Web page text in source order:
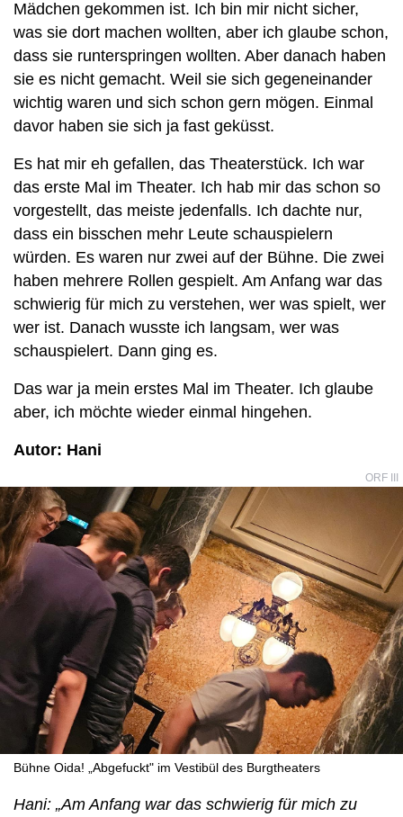
Mädchen gekommen ist. Ich bin mir nicht sicher,
was sie dort machen wollten, aber ich glaube schon,
dass sie runterspringen wollten. Aber danach haben
sie es nicht gemacht. Weil sie sich gegeneinander
wichtig waren und sich schon gern mögen. Einmal
davor haben sie sich ja fast geküsst.
Es hat mir eh gefallen, das Theaterstück. Ich war
das erste Mal im Theater. Ich hab mir das schon so
vorgestellt, das meiste jedenfalls. Ich dachte nur,
dass ein bisschen mehr Leute schauspielern
würden. Es waren nur zwei auf der Bühne. Die zwei
haben mehrere Rollen gespielt. Am Anfang war das
schwierig für mich zu verstehen, wer was spielt, wer
wer ist. Danach wusste ich langsam, wer was
schauspielert. Dann ging es.
Das war ja mein erstes Mal im Theater. Ich glaube
aber, ich möchte wieder einmal hingehen.
Autor: Hani
ORF III
Bühne Oida! „Abgefuckt" im Vestibül des Burgtheaters
Hani: „Am Anfang war das schwierig für mich zu